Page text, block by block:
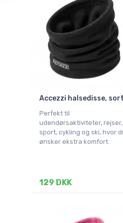
Accezzi halsedisse, sort
Perfekt til
udendørsaktiviteter, rejser,
sport, cykling og ski, hvor
ønsker ekstra komfort.
129 DKK